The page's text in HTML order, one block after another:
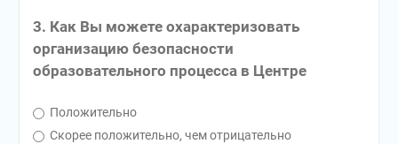
3. Как Вы можете охарактеризовать
организацию безопасности
образовательного процесса в Центре
Положительно
Скорее положительно, чем отрицательно